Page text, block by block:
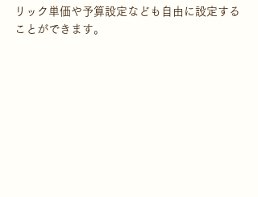
リック単価や予算設定なども自由に設定する
ことができます。